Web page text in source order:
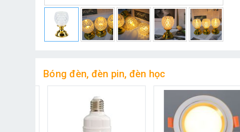
Bóng đèn, đèn pin, đèn học